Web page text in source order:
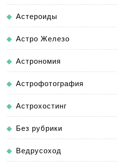
Астероиды
Астро Железо
Астрономия
Астрофотография
Астрохостинг
Без рубрики
Ведрусоход